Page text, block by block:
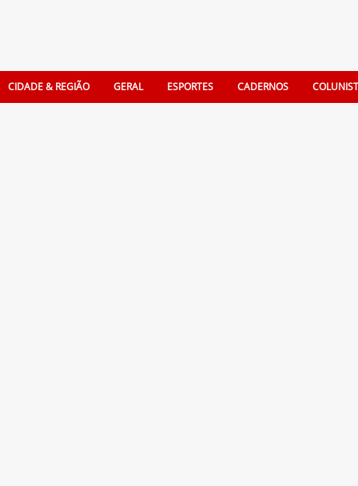
CIDADE & REGIÃO GERAL ESPORTES CADERNOS